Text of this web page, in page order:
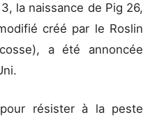
la naissance de Pig 26,
créé par le Roslin
a été annoncée
résister à la peste